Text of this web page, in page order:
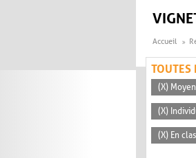
Accueil
TOUTES
(X)
(X)
(X) En